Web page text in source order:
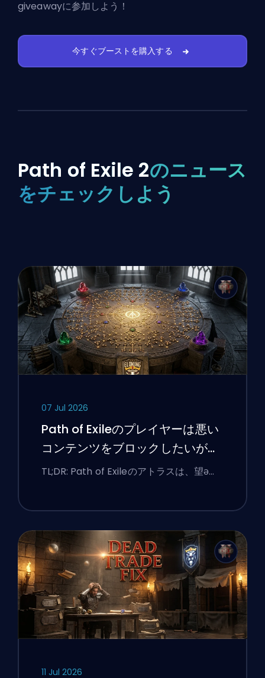
giveawayに参加しよう！
今すぐブーストを購入する
Path of Exile 2のニュース
をチェックしよう
07 Jul 2026
Path of Exileのプレイヤーは悪い
コンテンツをブロックしたいが、
UIは今もなお彼らに抵抗している
TL;DR: Path of Exileのアトラスは、望ә…
11 Jul 2026